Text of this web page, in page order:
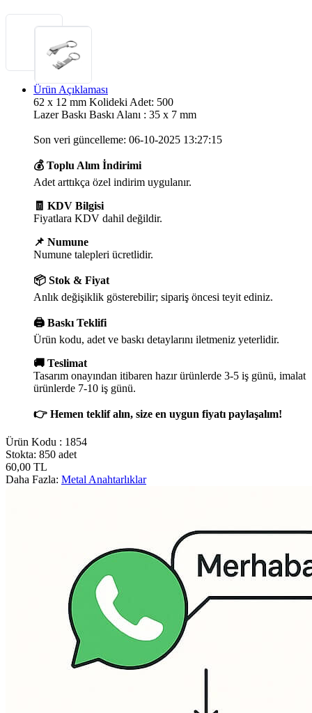
Ürün Açıklaması
62 x 12 mm Kolideki Adet: 500
Lazer Baskı Baskı Alanı : 35 x 7 mm
Son veri güncelleme: 06-10-2025 13:27:15
💰 Toplu Alım İndirimi
Adet arttıkça özel indirim uygulanır.
🧾 KDV Bilgisi
Fiyatlara KDV dahil değildir.
📌 Numune
Numune talepleri ücretlidir.
📦 Stok & Fiyat
Anlık değişiklik gösterebilir; sipariş öncesi teyit ediniz.
🖨️ Baskı Teklifi
Ürün kodu, adet ve baskı detaylarını iletmeniz yeterlidir.
🚚 Teslimat
Tasarım onayından itibaren hazır ürünlerde 3-5 iş günü, imalat
ürünlerde 7-10 iş günü.
👉 Hemen teklif alın, size en uygun fiyatı paylaşalım!
Ürün Kodu : 1854
Stokta: 850 adet
60,00 TL
Daha Fazla: Metal Anahtarlıklar